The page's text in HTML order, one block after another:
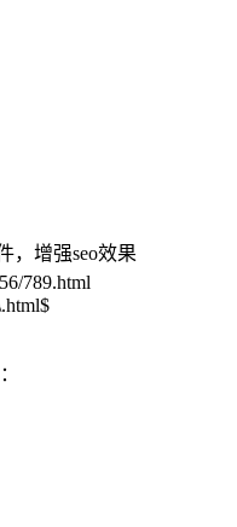
，增强seo效果
789.html